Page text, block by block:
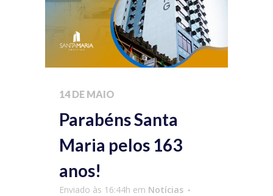
14 DE MAIO
Parabéns Santa
Maria pelos 163
anos!
Enviado às 16:44h em Notícias